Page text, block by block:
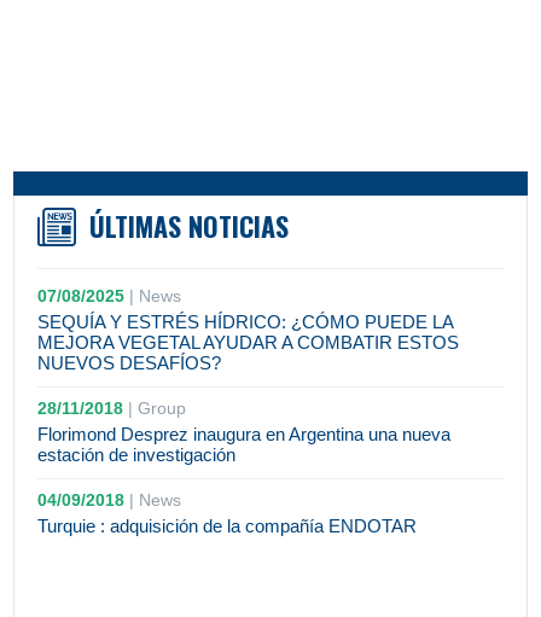
ÚLTIMAS NOTICIAS
07/08/2025 | News
SEQUÍA Y ESTRÉS HÍDRICO: ¿CÓMO PUEDE LA
MEJORA VEGETAL AYUDAR A COMBATIR ESTOS
NUEVOS DESAFÍOS?
28/11/2018 |Group
Florimond Desprez inaugura en Argentina una nueva
estación de investigación
04/09/2018 | News
Turquie : adquisición de la compañía ENDOTAR